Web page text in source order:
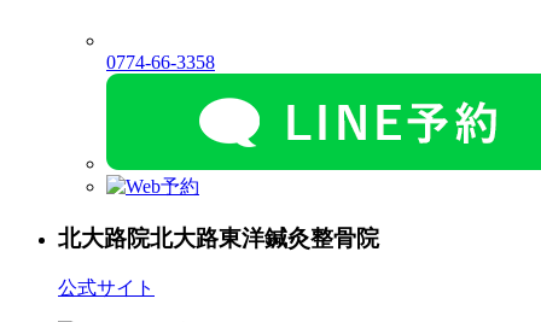
0774-66-3358
北大路院北大路東洋鍼灸整骨院
公式サイト